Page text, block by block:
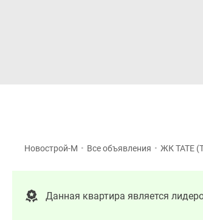
Новострой-М • Все объявления • ЖК TATE
Данная квартира является